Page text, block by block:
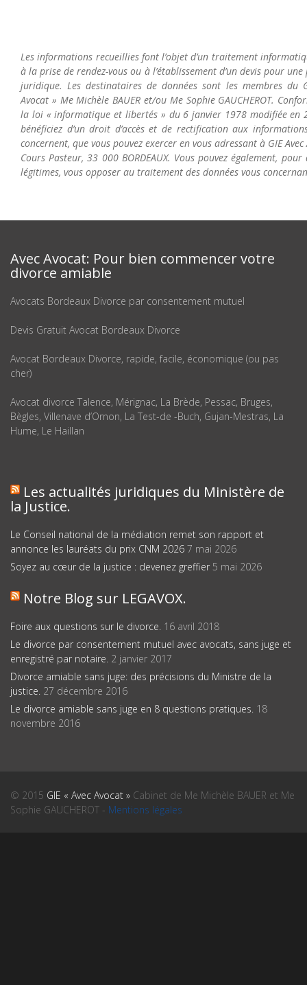
Les informations recueillies font l’objet d’un traitement
à la prise de rendez-vous ou à l’établissement d’un devis pour
juridique. Les destinataires de données sont les membres du
Avocat » Me Michèle BAUER et/ou Me Sophie GAUCHEROT.
la loi « informatique et libertés » du 6 janvier 1978 modifiée en
bénéficiez d’un droit d’accès et de rectification aux
concernent, que vous pouvez exercer en vous adressant à GIE Avec
Cours Pasteur, 33 000 BORDEAUX. Vous pouvez également,
légitimes, vous opposer au traitement des données vous
Avec Avocat: Pour bien commencer votre
divorce amiable
Avocats Bordeaux Divorce par consentement mutuel
Devis Gratuit Avocat Bordeaux Divorce
Avocat Bordeaux Divorce, rapide, facile, économique (ou pas
cher)
Avocat divorce Talence, Mérignac, La Brède, Pessac, Bruges,
Bègles, Villenave d’Ornon, La Test-de -Buch, Gujan-Mestras, La
Hume, Le Haillan
Les actualités juridiques du Ministère de
la Justice.
Le Conseil national de la médiation remet son rapport et
annonce les lauréats du prix CNM 2026 7 mai 2026
Soyez au cœur de la justice : devenez greffier 5 mai 2026
Notre Blog sur LEGAVOX.
Foire aux questions sur le divorce. 16 avril 2018
Le divorce par consentement mutuel avec avocats, sans juge et
enregistré par notaire. 2 janvier 2017
Divorce amiable sans juge: des précisions du Ministre de la
justice. 27 décembre 2016
Le divorce amiable sans juge en 8 questions pratiques. 18
novembre 2016
© 2015 GIE « Avec Avocat » Cabinet de Me Michèle BAUER et Me
Sophie GAUCHEROT - Mentions légales